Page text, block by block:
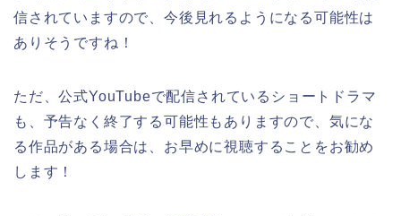
信されていますので、今後見れるようになる可能性は
ありそうですね！
ただ、公式YouTubeで配信されているショートドラマ
も、予告なく終了する可能性もありますので、気にな
る作品がある場合は、お早めに視聴することをお勧め
します！